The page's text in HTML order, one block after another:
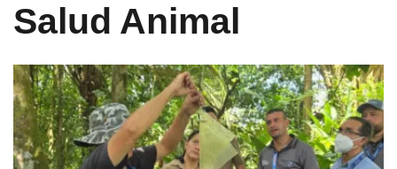
Salud Animal